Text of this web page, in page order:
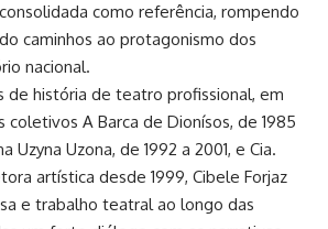
como referência, rompendo
caminhos ao protagonismo dos
nacional.
de história de teatro profissional, em
A Barca de Dionísos, de 1985
Uzyna Uzona, de 1992 a 2001, e Cia.
artística desde 1999, Cibele Forjaz
e trabalho teatral ao longo das